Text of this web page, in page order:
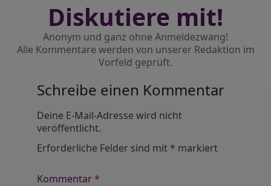
Diskutiere mit!
Anonym und ganz ohne Anmeldezwang!
Alle Kommentare werden von unserer Redaktion im
Vorfeld geprüft.
Schreibe einen Kommentar
Deine E-Mail-Adresse wird nicht
veröffentlicht.
Erforderliche Felder sind mit* markiert
Kommentar*